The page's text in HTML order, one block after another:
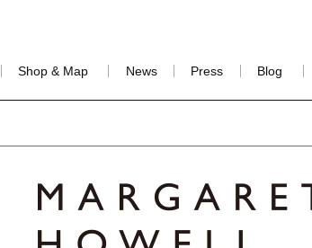
Shop & Map News Press Blog